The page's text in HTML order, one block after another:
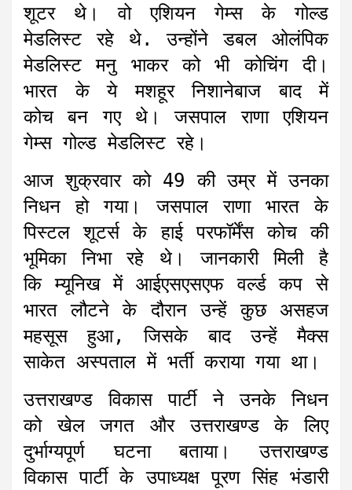
शूटर थे। वो एशियन गेम्स के गोल्ड
मेडलिस्ट रहे थे. उन्होंने डबल ओलंपिक
मेडलिस्ट मनु भाकर को भी कोचिंग दी।
भारत के ये मशहूर निशानेबाज बाद में
कोच बन गए थे। जसपाल राणा एशियन
गेम्‍स गोल्‍ड मेडलिस्‍ट रहे।
आज शुक्रवार को 49 की उम्र में उनका
निधन हो गया। जसपाल राणा भारत के
पिस्‍टल शूटर्स के हाई परफॉर्मेंस कोच की
भूमिका निभा रहे थे। जानकारी मिली है
कि म्‍यूनिख में आईएसएसएफ वर्ल्‍ड कप से
भारत लौटने के दौरान उन्‍हें कुछ असहज
महसूस हुआ, जिसके बाद उन्हें मैक्स
साकेत अस्पताल में भर्ती कराया गया था।
उत्तराखण्ड विकास पार्टी ने उनके निधन
को खेल जगत और उत्तराखण्ड के लिए
दुर्भाग्यपूर्ण घटना बताया। उत्तराखण्ड
विकास पार्टी के उपाध्यक्ष पूरण सिंह भंडारी